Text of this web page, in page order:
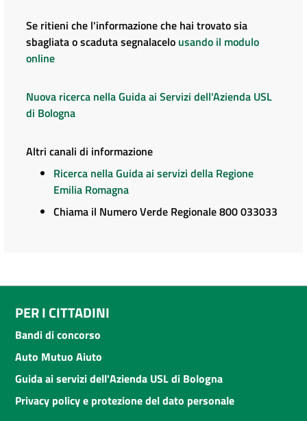
Se ritieni che l'informazione che hai trovato sia
sbagliata o scaduta segnalacelo usando il modulo
online
Nuova ricerca nella Guida ai Servizi dell'Azienda USL
di Bologna
Altri canali di informazione
Ricerca nella Guida ai servizi della Regione
Emilia Romagna
Chiama il Numero Verde Regionale 800 033033
PER I CITTADINI
Bandi di concorso
Auto Mutuo Aiuto
Guida ai servizi dell'Azienda USL di Bologna
Privacy policy e protezione del dato personale